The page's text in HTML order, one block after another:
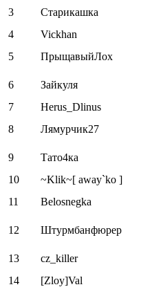
3 Старикашка
4
Vickhan
5
ПрыщавыйЛох
6 Зайкуля
7
Herus_Dlinus
8
Лямурчик27
9 Тато4ка
10
~Klik~[ away`ko ]
11
Belosnegka
12 Штурмбанфюрер
13 cz_killer
14
[Zloy]Val